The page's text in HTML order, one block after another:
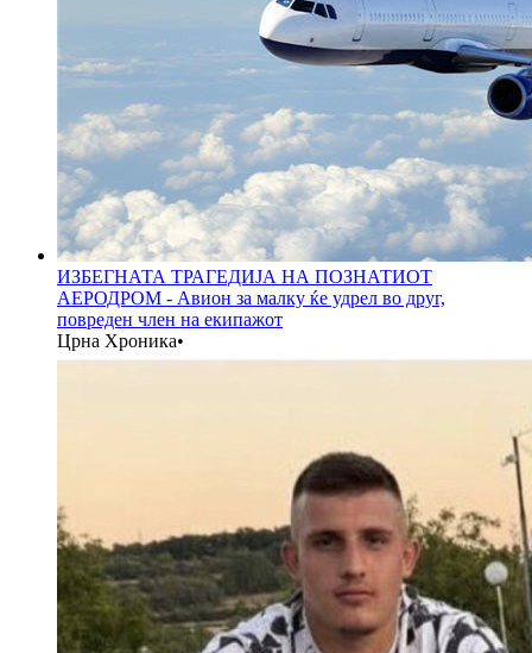
ИЗБЕГНАТА ТРАГЕДИЈА НА ПОЗНАТИОТ
АЕРОДРОМ - Авион за малку ќе удрел во друг,
повреден член на екипажот
Црна Хроника•